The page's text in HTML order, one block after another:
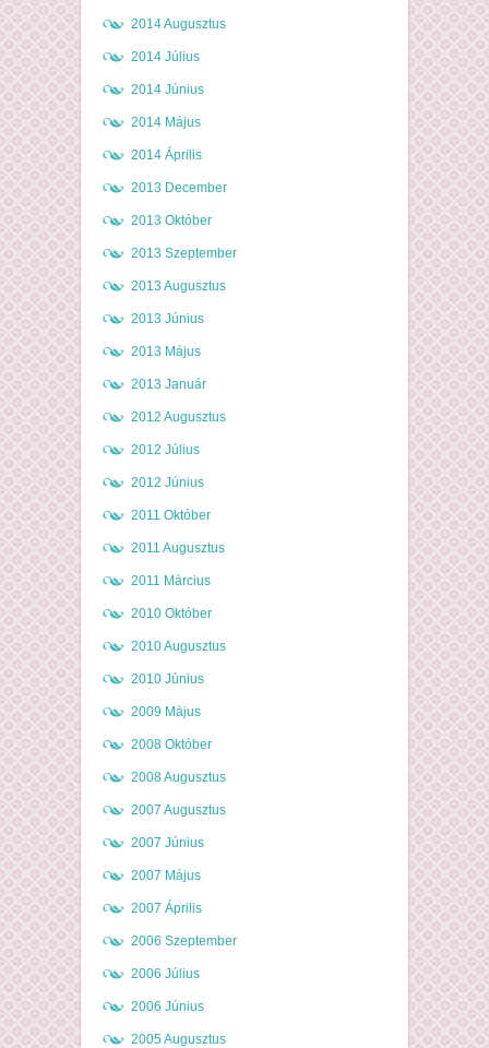
2014 Augusztus
2014 Július
2014 Június
2014 Május
2014 Április
2013 December
2013 Október
2013 Szeptember
2013 Augusztus
2013 Június
2013 Május
2013 Január
2012 Augusztus
2012 Július
2012 Június
2011 Október
2011 Augusztus
2011 Március
2010 Október
2010 Augusztus
2010 Június
2009 Május
2008 Október
2008 Augusztus
2007 Augusztus
2007 Június
2007 Május
2007 Április
2006 Szeptember
2006 Július
2006 Június
2005 Augusztus